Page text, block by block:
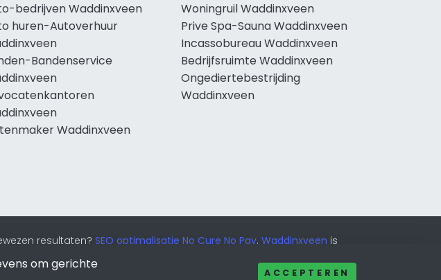
bedrijven Waddinxveen
huren-Autoverhuur
Bandenservice
Waddinxveen
Woningruil Waddinxveen
Prive Spa-Sauna Waddinxveen
Incassobureau Waddinxveen
Bedrijfsruimte Waddinxveen
Ongediertebestrijding
Waddinxveen
resultaten? SEO optimalisatie No Cure No Pay. Waddinxveen is
om gerichte
ACCEPTEREN